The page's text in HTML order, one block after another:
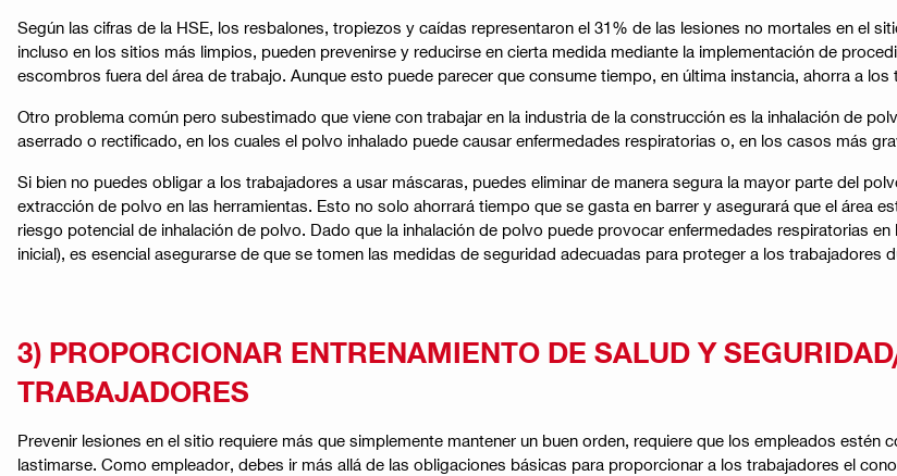
Según las cifras de la HSE, los resbalones, tropiezos y caídas representaron el 31% de las lesiones no mortales en el
incluso en los sitios más limpios, pueden prevenirse y reducirse en cierta medida mediante la implementación de
escombros fuera del área de trabajo. Aunque esto puede parecer que consume tiempo, en última instancia, ahorra a los
Otro problema común pero subestimado que viene con trabajar en la industria de la construcción es la inhalación de
aserrado o rectificado, en los cuales el polvo inhalado puede causar enfermedades respiratorias o, en los casos más
Si bien no puedes obligar a los trabajadores a usar máscaras, puedes eliminar de manera segura la mayor parte del
extracción de polvo en las herramientas. Esto no solo ahorrará tiempo que se gasta en barrer y asegurará que el área
riesgo potencial de inhalación de polvo. Dado que la inhalación de polvo puede provocar enfermedades respiratorias
inicial), es esencial asegurarse de que se tomen las medidas de seguridad adecuadas para proteger a los
3) PROPORCIONAR ENTRENAMIENTO DE SALUD Y
TRABAJADORES
Prevenir lesiones en el sitio requiere más que simplemente mantener un buen orden, requiere que los empleados
lastimarse. Como empleador, debes ir más allá de las obligaciones básicas para proporcionar a los trabajadores el